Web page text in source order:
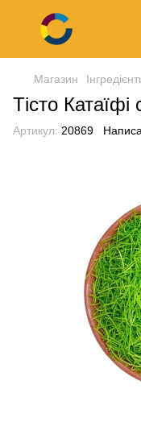
Магазин
Тісто
Артикул: 20869